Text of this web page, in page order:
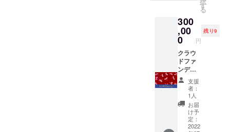
た、書
郵送に
てお送
り致し
ます。
ネクタ
イ&ワイ
シャツ
お仕立
チケッ
ト付
き！ ネ
クタイ
１本
と、ワ
す
る
300
,00
0 円
残り9
クラウ
ドファ
ンディ
ング限
定！特
別スー
ツお仕
立て券
オー
ダー
支援
者：
1人
お届
け予
定：
2022